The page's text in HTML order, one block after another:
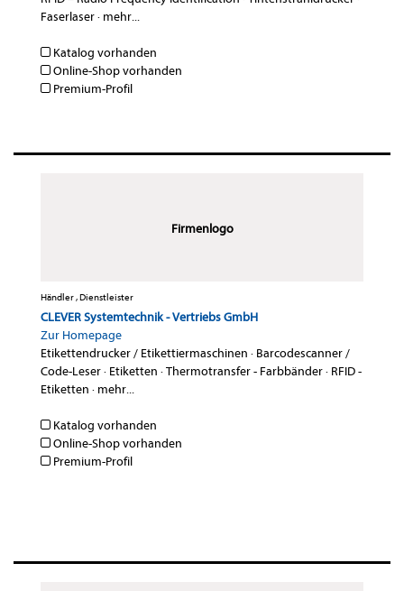
Faserlaser· mehr...
Katalog vorhanden
Online-Shop vorhanden
Premium-Profil
Firmenlogo
Händler , Dienstleister
CLEVER Systemtechnik - Vertriebs GmbH
Zur Homepage
Etikettendrucker / Etikettiermaschinen · Barcodescanner /
Code-Leser· Etiketten ·Thermotransfer - Farbbänder· RFID -
Etiketten · mehr...
Katalog vorhanden
Online-Shop vorhanden
Premium-Profil